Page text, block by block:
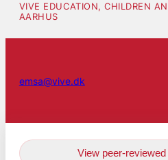
VIVE EDUCATION, CHILDREN
AARHUS
emsa@vive.dk
View peer-